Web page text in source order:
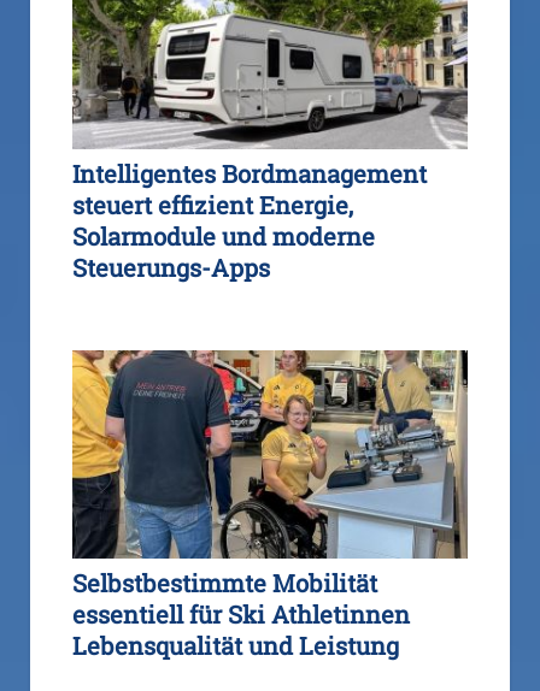
Intelligentes Bordmanagement
steuert effizient Energie,
Solarmodule und moderne
Steuerungs-Apps
Selbstbestimmte Mobilität
essentiell für Ski Athletinnen
Lebensqualität und Leistung